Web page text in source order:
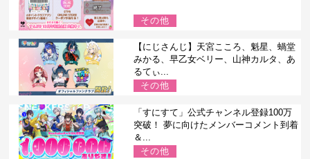
その他
【にじさんじ】天宮こころ、魁星、蝸堂
みかる、早乙女ベリー、山神カルタ、あ
るてぃ...
その他
「すにすて」公式チャンネル登録100万
突破！ 夢に向けたメンバーコメント到着
＆...
その他